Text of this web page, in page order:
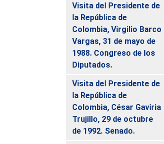
Visita del Presidente de
la República de
Colombia, Virgilio Barco
Vargas, 31 de mayo de
1988. Congreso de los
Diputados.
Visita del Presidente de
la República de
Colombia, César Gaviria
Trujillo, 29 de octubre
de 1992. Senado.